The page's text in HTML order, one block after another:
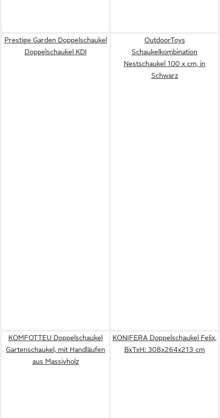
Prestige Garden Doppelschaukel
Doppelschaukel KDI
OutdoorToys
Schaukelkombination
Nestschaukel 100 x cm, in
Schwarz
KOMFOTTEU Doppelschaukel
Gartenschaukel, mit Handläufen
aus Massivholz
KONIFERA Doppelschaukel Felix,
BxTxH: 308x264x213 cm